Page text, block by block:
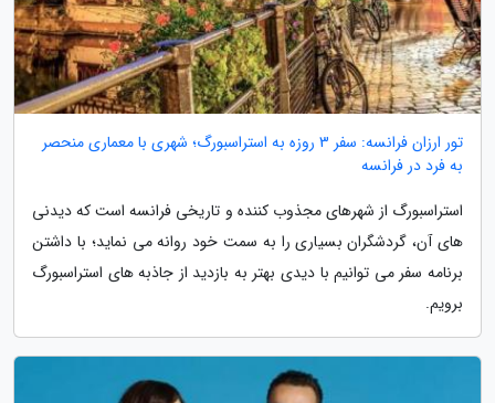
تور ارزان فرانسه: سفر 3 روزه به استراسبورگ؛ شهری با معماری منحصر
به فرد در فرانسه
استراسبورگ از شهرهای مجذوب کننده و تاریخی فرانسه است که دیدنی
های آن، گردشگران بسیاری را به سمت خود روانه می نماید؛ با داشتن
برنامه سفر می توانیم با دیدی بهتر به بازدید از جاذبه های استراسبورگ
برویم.